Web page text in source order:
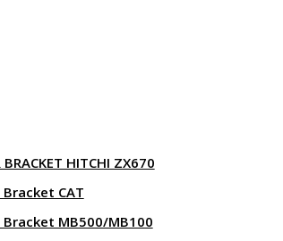
BRACKET HITCHI ZX670
CAT
MB500/MB100